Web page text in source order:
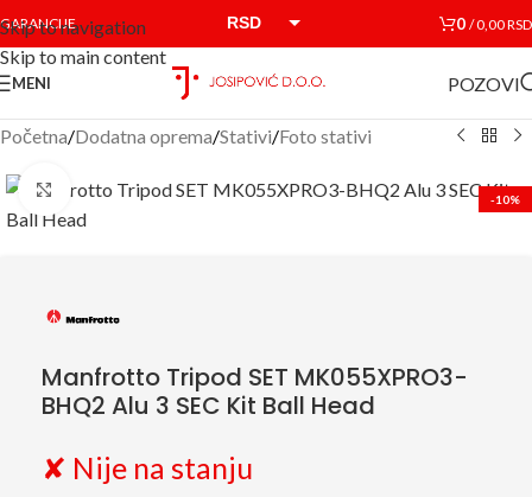
Skip to navigation
Skip to main content
GARANCIJE RSD 0 /0,00RSD
MENI POZOVI
Početna/Dodatna oprema/Stativi/Foto stativi
-10%
Click to enlarge
Manfrotto Tripod SET MK055XPRO3-
BHQ2 Alu 3 SEC Kit Ball Head
✘ Nije na stanju